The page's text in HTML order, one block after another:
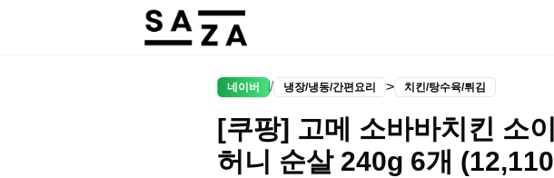
네이버 / 냉장/냉동/간편요리 > 치킨/탕수육/튀김
[쿠팡] 고메 소바바치킨 소이
허니 순살 240g 6개 (12,110